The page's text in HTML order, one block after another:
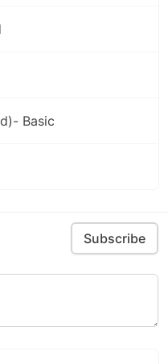
Basic
Subscribe